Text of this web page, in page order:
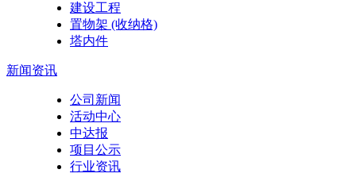
建设工程
置物架 (收纳格)
塔内件
新闻资讯
公司新闻
活动中心
中达报
项目公示
行业资讯